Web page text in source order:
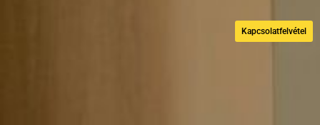
Kapcsolatfelvétel